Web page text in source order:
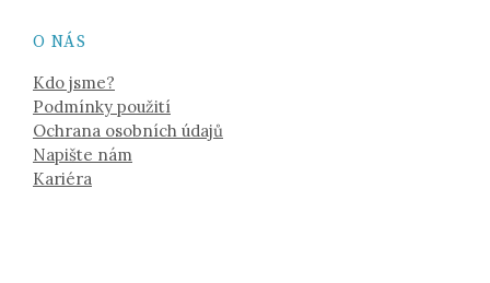
O NÁS
Kdo jsme?
Podmínky použití
Ochrana osobních údajů
Napište nám
Kariéra